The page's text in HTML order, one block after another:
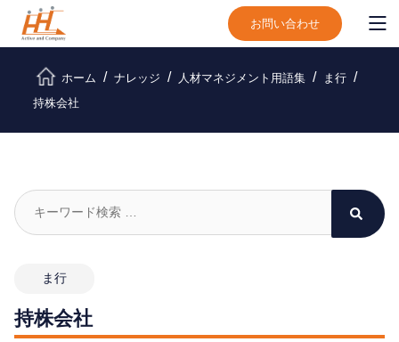
お問い合わせ
ホーム ナレッジ 人材マネジメント用語集
ま行
持株会社
ま行
持株会社